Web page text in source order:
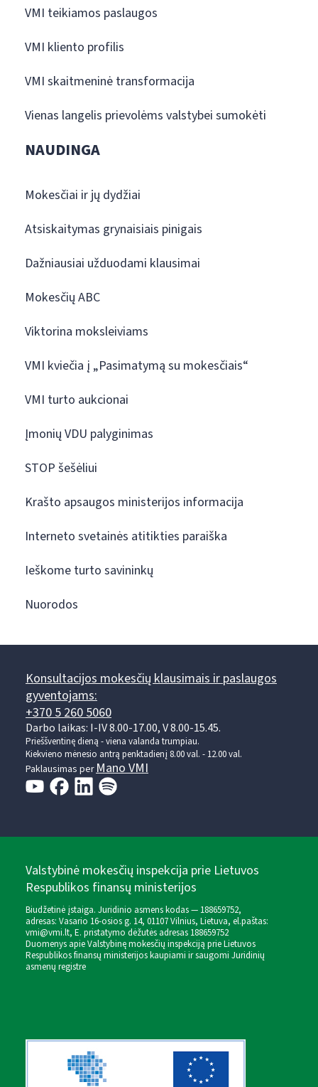
VMI teikiamos paslaugos
VMI kliento profilis
VMI skaitmeninė transformacija
Vienas langelis prievolėms valstybei sumokėti
NAUDINGA
Mokesčiai ir jų dydžiai
Atsiskaitymas grynaisiais pinigais
Dažniausiai užduodami klausimai
Mokesčių ABC
Viktorina moksleiviams
VMI kviečia į „Pasimatymą su mokesčiais“
VMI turto aukcionai
Įmonių VDU palyginimas
STOP šešėliui
Krašto apsaugos ministerijos informacija
Interneto svetainės atitikties paraiška
Ieškome turto savininkų
Nuorodos
Konsultacijos mokesčių klausimais ir paslaugos
gyventojams:
+370 5 260 5060
Darbo laikas: I-IV 8.00-17.00, V 8.00-15.45.
Prieššventinę dieną - viena valanda trumpiau.
Kiekvieno mėnesio antrą penktadienį 8.00 val. - 12.00 val.
Paklausimas perMano VMI
Valstybinė mokesčių inspekcija prie Lietuvos
Respublikos finansų ministerijos
Biudžetinė įstaiga. Juridinio asmens kodas — 188659752,
adresas: Vasario 16-osios g. 14, 01107 Vilnius, Lietuva, el.paštas:
vmi@vmi.lt, E. pristatymo dėžutės adresas 188659752
Duomenys apie Valstybinę mokesčių inspekciją prie Lietuvos
Respublikos finansų ministerijos kaupiami ir saugomi Juridinių
asmenų registre